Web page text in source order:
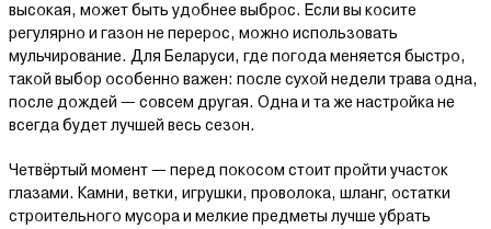
высокая, может быть удобнее выброс. Если вы косите
регулярно и газон не перерос, можно использовать
мульчирование. Для Беларуси, где погода меняется быстро,
такой выбор особенно важен: после сухой недели трава одна,
после дождей — совсем другая. Одна и та же настройка не
всегда будет лучшей весь сезон.
Четвёртый момент — перед покосом стоит пройти участок
глазами. Камни, ветки, игрушки, проволока, шланг, остатки
строительного мусора и мелкие предметы лучше убрать